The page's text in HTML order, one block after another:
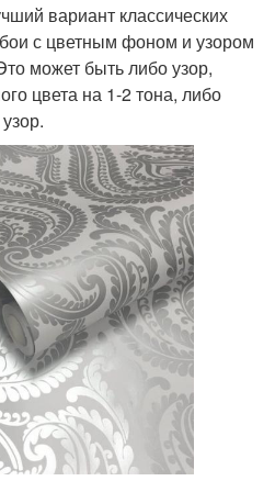
вариант классических
с цветным фоном и узором
может быть либо узор,
цвета на 1-2 тона, либо